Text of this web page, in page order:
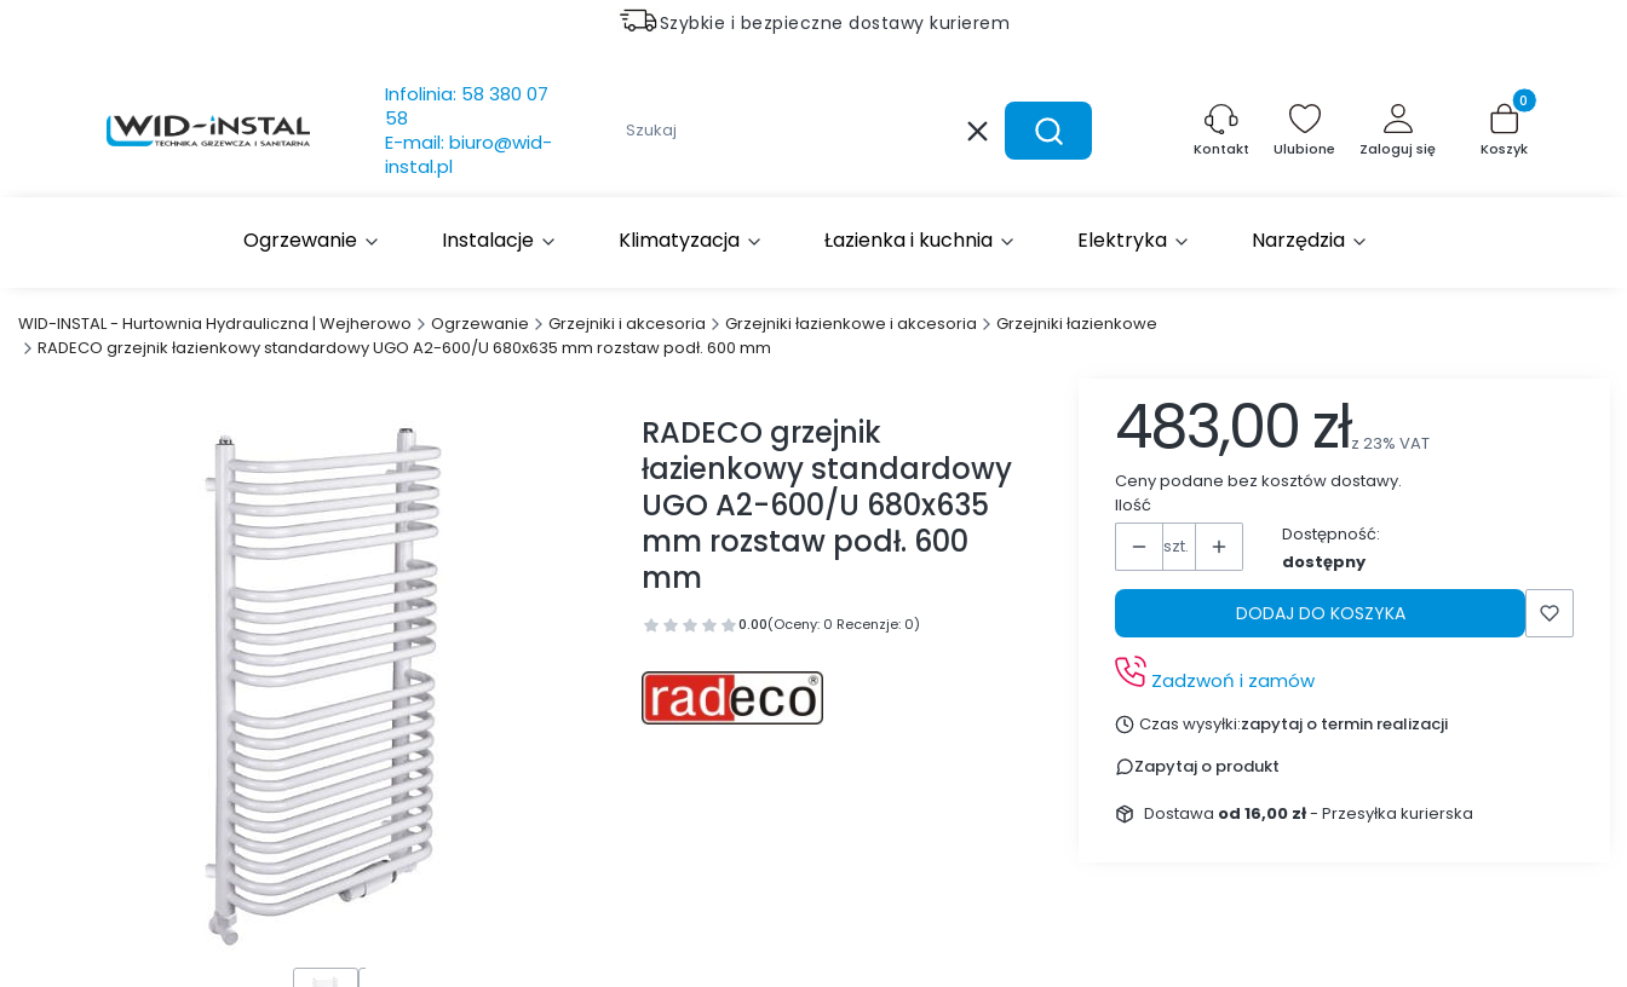
Szybkie i bezpieczne dostawy kurierem
Infolinia: 58 380 07
58
E-mail: biuro@wid-
instal.pl
WyczyśćSzukaj Kontakt Ulubione Zaloguj się
Produkty w
Koszyk
Ogrzewanie Instalacje Klimatyzacja Łazienka i kuchnia Elektryka Narzędzia
WID-INSTAL - Hurtownia Hydrauliczna | Wejherowo Ogrzewanie Grzejniki i akcesoria Grzejniki łazienkowe i akcesoria
Grzejniki łazienkowe
RADECO grzejnik łazienkowy standardowy UGO A2-600/U 680x635 mm rozstaw podł. 600 mm
RADECO grzejnik
łazienkowy standardowy
UGO A2-600/U 680x635
mm rozstaw podł. 600
mm
0.00(Oceny: 0 Recenzje: 0)
483,00 złz 23% VAT
Ceny podane bez kosztów dostawy.
Ilość
szt.
Dostępność:
dostępny
DODAJ DO KOSZYKA
Zadzwoń i zamów
Czas wysyłki:zapytaj o termin realizacji
Zapytaj o produkt
Dostawa od 16,00 zł- Przesyłka kurierska